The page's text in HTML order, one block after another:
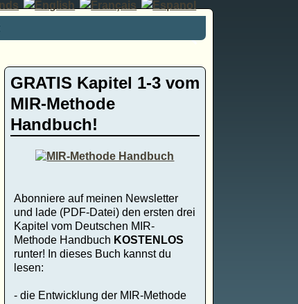
GRATIS Kapitel 1-3 vom
MIR-Methode
Handbuch!
Abonniere auf meinen Newsletter
und lade (PDF-Datei) den ersten drei
Kapitel vom Deutschen MIR-
Methode Handbuch KOSTENLOS
runter! In dieses Buch kannst du
lesen:
- die Entwicklung der MIR-Methode